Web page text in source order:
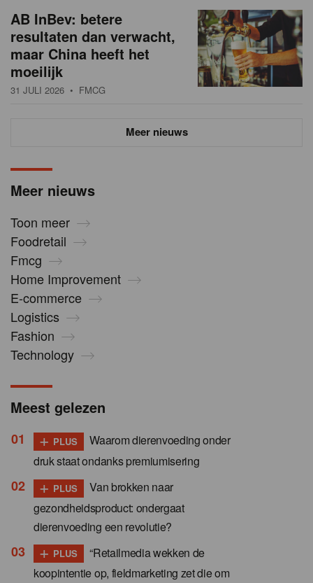
Meer nieuws
Toon meer
Foodretail
Fmcg
Home Improvement
E-commerce
Logistics
Fashion
Technology
AB InBev: betere
resultaten dan verwacht,
maar China heeft het
moeilijk
31 JULI 2026 • FMCG
Meer nieuws
Meest gelezen
+ PLUS
Waarom dierenvoeding onder
druk staat ondanks premiumisering
+ PLUS
Van brokken naar
gezondheidsproduct: ondergaat
dierenvoeding een revolutie?
+ PLUS
“Retailmedia wekken de
koopintentie op, fieldmarketing zet die om